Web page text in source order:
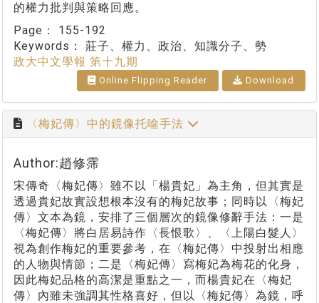
的權力批判與策略回應。
Page： 155-192
Keywords： 莊子、權力、政治、知識分子、勢
政大中文學報 第十九期
Online Flipping Reader Download
〈梅妃傳〉中的鏡像托喻手法
Author:趙修霈
宋傳奇〈梅妃傳〉雖不以「楊貴妃」為主角，但其實是
透過貴妃故實設想根本沒有的梅妃故事；同時以〈梅妃
傳〉文本為鏡，安排了三個層次的鏡像修辭手法：一是
〈梅妃傳〉將白居易詩作〈長恨歌〉、〈上陽白髮人〉
視為創作梅妃的重要參考，在〈梅妃傳〉中投射出相應
的人物與情節；二是〈梅妃傳〉寫梅妃為梅花的化身，
因此梅妃品格的高潔是重點之一，而楊貴妃在〈梅妃
傳〉內雖未強調其性格喜好，但以〈梅妃傳〉為鏡，呼